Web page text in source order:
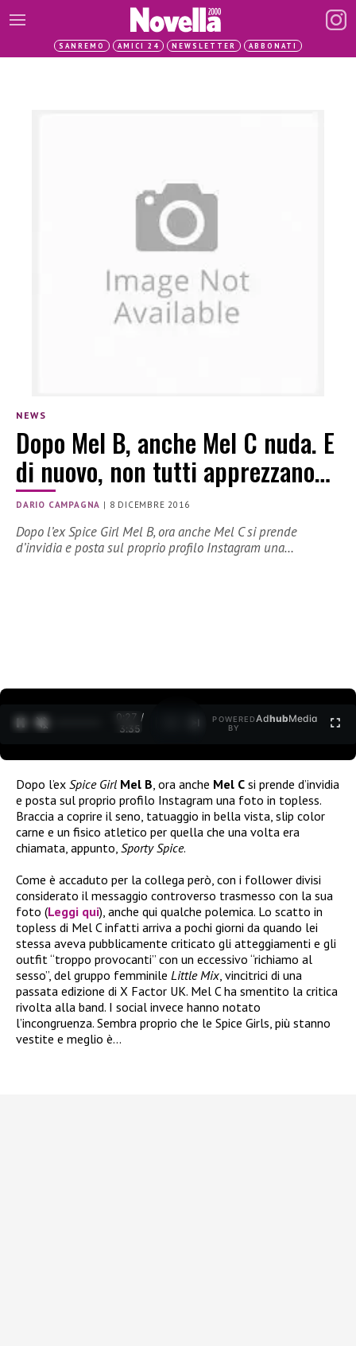
SANREMO AMICI 24 NEWSLETTER ABBONATI
NEWS
Dopo Mel B, anche Mel C nuda. E
di nuovo, non tutti apprezzano…
DARIO CAMPAGNA | 8 DICEMBRE 2016
Dopo l’ex Spice Girl Mel B, ora anche Mel C si prende
d’invidia e posta sul proprio profilo Instagram una…
0:27 /
3:35
POWERED
BY
AdhubMedia
Dopo l’ex Spice Girl Mel B , ora anche Mel C si prende d’invidia
e posta sul proprio profilo Instagram una foto in topless.
Braccia a coprire il seno, tatuaggio in bella vista, slip color
carne e un fisico atletico per quella che una volta era
chiamata, appunto, Sporty Spice.
Come è accaduto per la collega però, con i follower divisi
considerato il messaggio controverso trasmesso con la sua
foto (Leggi qui), anche qui qualche polemica. Lo scatto in
topless di Mel C infatti arriva a pochi giorni da quando lei
stessa aveva pubblicamente criticato gli atteggiamenti e gli
outfit “troppo provocanti” con un eccessivo “richiamo al
sesso”, del gruppo femminile Little Mix , vincitrici di una
passata edizione di X Factor UK. Mel C ha smentito la critica
rivolta alla band. I social invece hanno notato
l’incongruenza. Sembra proprio che le Spice Girls, più stanno
vestite e meglio è…